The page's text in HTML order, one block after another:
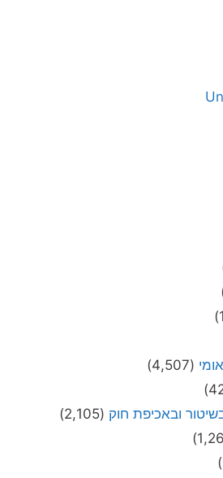
(4,507)
ובאכיפת חוק (2,105)